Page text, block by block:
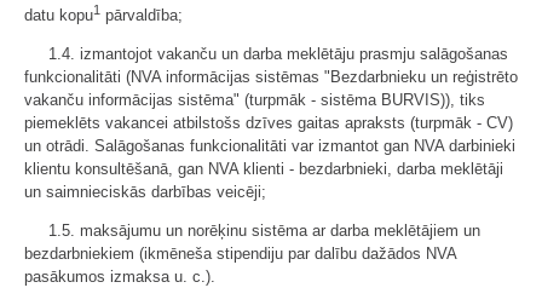
datu kopu1 pārvaldība;
1.4. izmantojot vakanču un darba meklētāju prasmju salāgošanas
funkcionalitāti (NVA informācijas sistēmas "Bezdarbnieku un reģistrēto
vakanču informācijas sistēma" (turpmāk - sistēma BURVIS)), tiks
piemeklēts vakancei atbilstošs dzīves gaitas apraksts (turpmāk - CV)
un otrādi. Salāgošanas funkcionalitāti var izmantot gan NVA darbinieki
klientu konsultēšanā, gan NVA klienti - bezdarbnieki, darba meklētāji
un saimnieciskās darbības veicēji;
1.5. maksājumu un norēķinu sistēma ar darba meklētājiem un
bezdarbniekiem (ikmēneša stipendiju par dalību dažādos NVA
pasākumos izmaksa u. c.).